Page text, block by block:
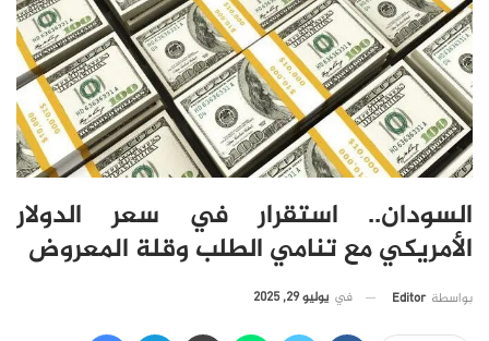
السودان.. استقرار في سعر الدولار
الأمريكي مع تنامي الطلب وقلة المعروض
بواسطة Editor في يوليو 29, 2025